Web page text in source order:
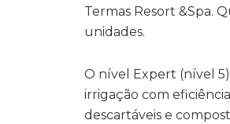
Termas Resort &Spa.
unidades.
O nível Expert (nível
irrigação com
descartáveis e